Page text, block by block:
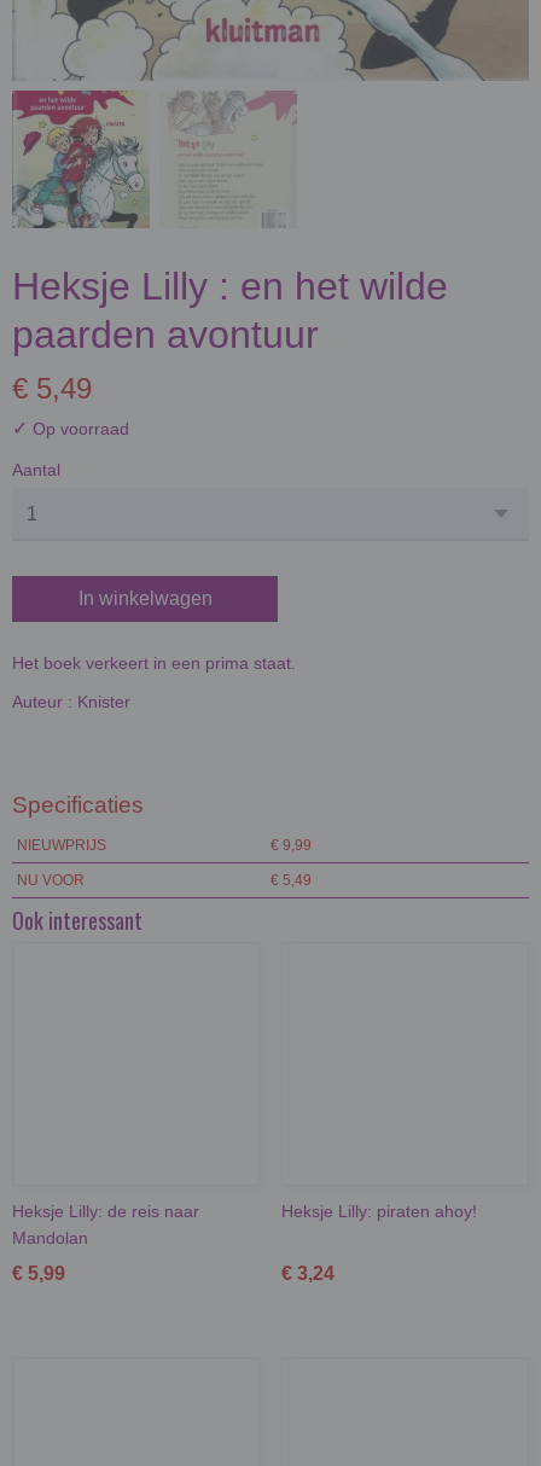
Heksje Lilly : en het wilde
paarden avontuur
€ 5,49
✓ Op voorraad
Aantal
In winkelwagen
Het boek verkeert in een prima staat.
Auteur : Knister
Specificaties
NIEUWPRIJS € 9,99
NU VOOR € 5,49
Ook interessant
Heksje Lilly: de reis naar
Mandolan
€ 5,99
Heksje Lilly: piraten ahoy!
€ 3,24